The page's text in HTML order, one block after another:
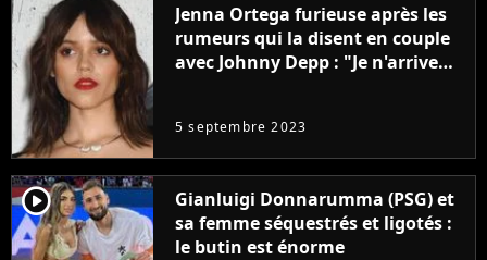
Jenna Ortega furieuse après les
rumeurs qui la disent en couple
avec Johnny Depp : "Je n'arrive
5 septembre 2023
player2
Gianluigi Donnarumma (PSG) et
sa femme séquestrés et ligotés :
le butin est énorme